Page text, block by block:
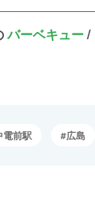
バーベキュー/
電前駅 広島